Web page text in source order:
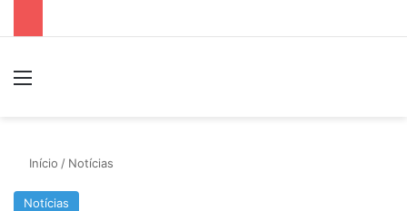
Início / Notícias
Notícias